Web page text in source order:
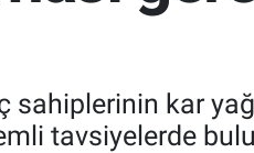
14.598,00
%0
kar
tavsiyelerde